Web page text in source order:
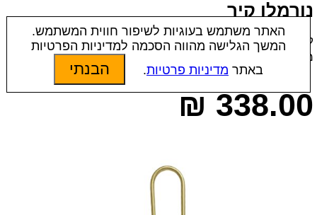
נורמלן קיר
קטגוריות:מנורות קיר |תאורת פנים
מק״ט:
3328
338.00
₪
האתר משתמש בעוגיות לשיפור חווית המשתמש.
המשך הגלישה מהווה הסכמה למדיניות הפרטיות
באתר מדיניות פרטיות. הבנתי